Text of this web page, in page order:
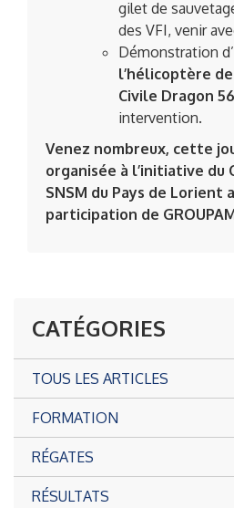
gilet de
des VFI, venir
Démonstration
l’hélicoptère
Civile Dragon 56
intervention.
Venez nombreux, cette
organisée à l’initiative du
SNSM du Pays de Lorient
participation de
CATÉGORIES
TOUS LES ARTICLES
FORMATION
RÉGATES
RÉSULTATS